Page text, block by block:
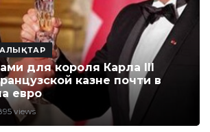
для короля Карла III
казне почти в
евро
views